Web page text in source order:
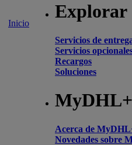
Inicio
Explorar
Servicios de
Servicios
Recargos
Soluciones
Acerca de
Novedades sobre